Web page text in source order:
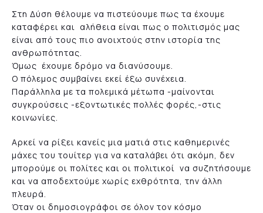
Στη Δύση θέλουμε να πιστεύουμε πως τα έχουμε
καταφέρει και αλήθεια είναι πως ο πολιτισμός μας
είναι από τους πιο ανοιχτούς στην ιστορία της
ανθρωπότητας.
Όμως έχουμε δρόμο να διανύσουμε.
Ο πόλεμος συμβαίνει εκεί έξω συνέχεια.
Παράλληλα με τα πολεμικά μέτωπα -μαίνονται
συγκρούσεις -εξοντωτικές πολλές φορές,-στις
κοινωνίες.
Αρκεί να ρίξει κανείς μια ματιά στις καθημερινές
μάχες του τουίτερ για να καταλάβει ότι ακόμη, δεν
μπορούμε οι πολίτες και οι πολιτικοί να συζητήσουμε
και να αποδεχτούμε χωρίς εχθρότητα, την άλλη
πλευρά.
Όταν οι δημοσιογράφοι σε όλον τον κόσμο